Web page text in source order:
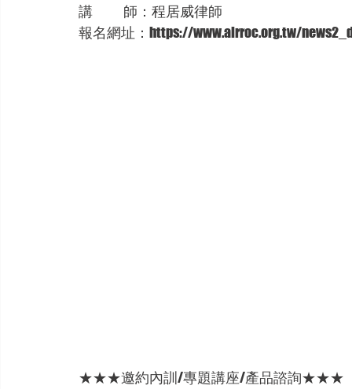
講             師：程居威律師
報名網址：https://www.airroc.org.tw/
★★★邀約內訓/專題講座/產品諮詢★★★